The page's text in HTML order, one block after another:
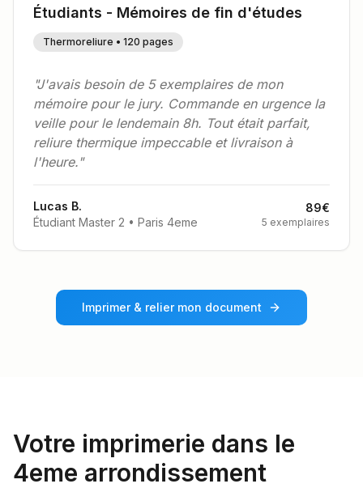
Étudiants - Mémoires de fin d'études
Thermoreliure • 120 pages
"J'avais besoin de 5 exemplaires de mon
mémoire pour le jury. Commande en urgence la
veille pour le lendemain 8h. Tout était parfait,
reliure thermique impeccable et livraison à
l'heure."
Lucas B.
Étudiant Master 2 • Paris 4eme
89€
5 exemplaires
Imprimer & relier mon document
Votre imprimerie dans le
4eme arrondissement